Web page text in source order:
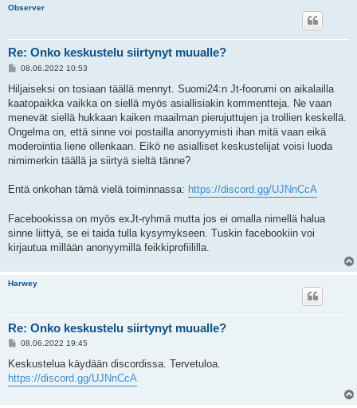
Observer
Re: Onko keskustelu siirtynyt muualle?
V
e
s
t
i
08.06.2022 10:53
Hiljaiseksi on tosiaan täällä mennyt. Suomi24:n Jt-foorumi on aikalailla
kaatopaikka vaikka on siellä myös asiallisiakin kommentteja. Ne vaan
menevät siellä hukkaan kaiken maailman pierujuttujen ja trollien keskellä.
Ongelma on, että sinne voi postailla anonyymisti ihan mitä vaan eikä
moderointia liene ollenkaan. Eikö ne asialliset keskustelijat voisi luoda
nimimerkin täällä ja siirtyä sieltä tänne?
Entä onkohan tämä vielä toiminnassa: https://discord.gg/UJNnCcA
Facebookissa on myös exJt-ryhmä mutta jos ei omalla nimellä halua
sinne liittyä, se ei taida tulla kysymykseen. Tuskin facebookiin voi
kirjautua millään anonyymillä feikkiprofiililla.
Harwey
Re: Onko keskustelu siirtynyt muualle?
V
e
t
08.06.2022 19:45
Keskustelua käydään discordissa. Tervetuloa.
https://discord.gg/UJNnCcA